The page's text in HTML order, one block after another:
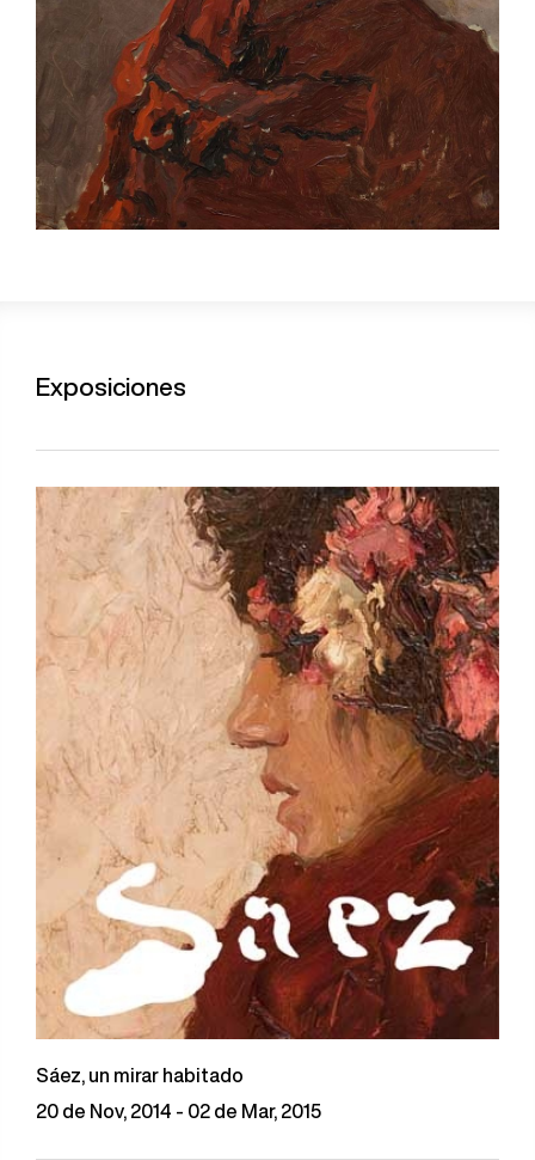
Exposiciones
Sáez, un mirar habitado
20 de Nov, 2014 - 02 de Mar, 2015